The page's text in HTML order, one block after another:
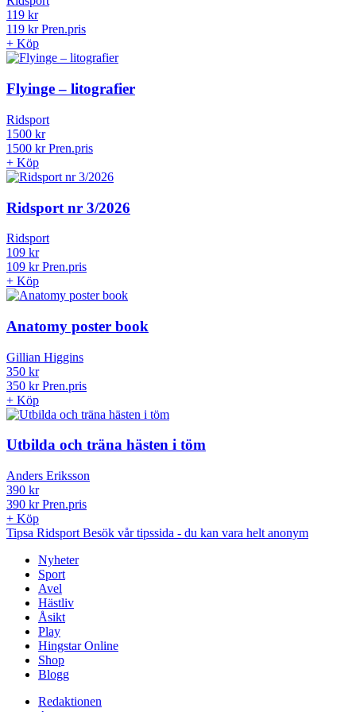
119 kr
119 krPren.pris
+ Köp
Flyinge – litografier
Ridsport
1500 kr
1500 krPren.pris
+ Köp
Ridsport nr 3/2026
Ridsport
109 kr
109 krPren.pris
+ Köp
Anatomy poster book
Gillian Higgins
350 kr
350 krPren.pris
+ Köp
Utbilda och träna hästen i töm
Anders Eriksson
390 kr
390 krPren.pris
+ Köp
Tipsa Ridsport Besök vår tipssida - du kan vara helt anonym
Nyheter
Sport
Avel
Hästliv
Åsikt
Play
Hingstar Online
Shop
Blogg
Redaktionen